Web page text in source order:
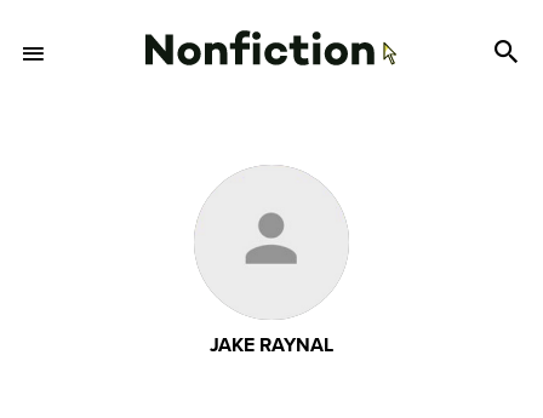
JAKE RAYNAL